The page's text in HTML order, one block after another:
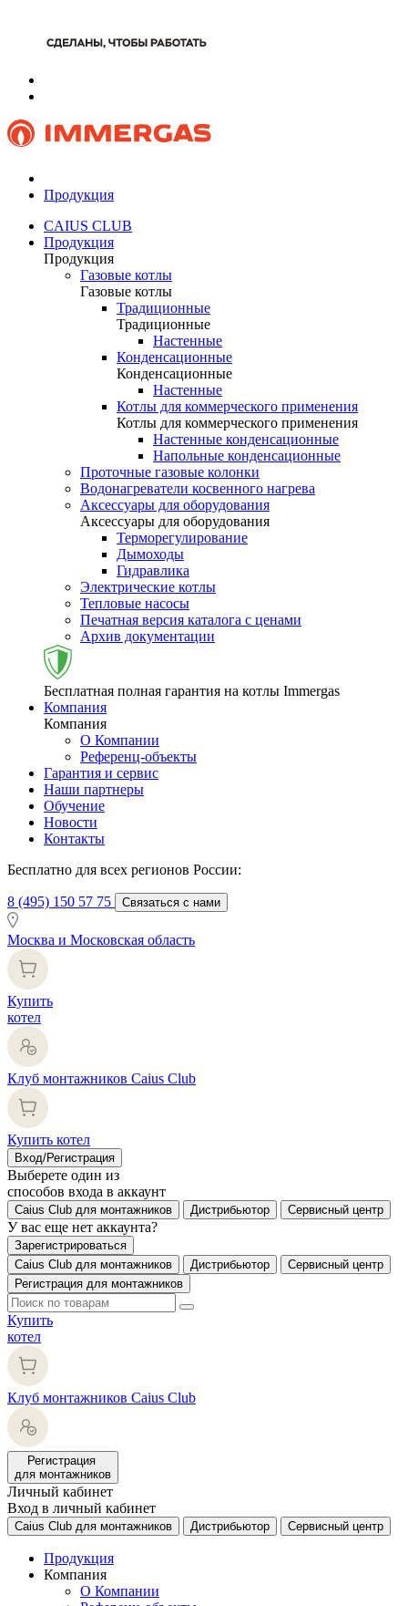
Продукция
CAIUS CLUB
Продукция
Продукция
Газовые котлы
Газовые котлы
Традиционные
Традиционные
Настенные
Конденсационные
Конденсационные
Настенные
Котлы для коммерческого применения
Котлы для коммерческого применения
Настенные конденсационные
Напольные конденсационные
Проточные газовые колонки
Водонагреватели косвенного нагрева
Аксессуары для оборудования
Аксессуары для оборудования
Терморегулирование
Дымоходы
Гидравлика
Электрические котлы
Тепловые насосы
Печатная версия каталога с ценами
Архив документации
Бесплатная полная гарантия на котлы Immergas
Компания
Компания
О Компании
Референц-объекты
Гарантия и сервис
Наши партнеры
Обучение
Новости
Контакты
Бесплатно для всех регионов России:
8 (495) 150 57 75 Связаться с нами
Москва и Московская область
Купить
котел
Клуб монтажников Caius Club
Купить котел
Вход/Регистрация
Выберете один из
способов входа в аккаунт
Caius Club для монтажников Дистрибьютор Сервисный центр
У вас еще нет аккаунта?
Зарегистрироваться
Caius Club для монтажников
Дистрибьютор
Сервисный центр
Регистрация для монтажников
Купить
котел
Клуб монтажников Caius Club
Регистрация
для монтажников
Личный кабинет
Вход в личный кабинет
Caius Club для монтажников Дистрибьютор Сервисный центр
Продукция
Компания
О Компании